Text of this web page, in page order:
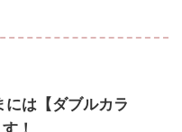
には【ダブルカラ